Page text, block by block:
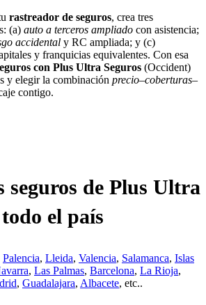
rastreador de seguros, crea tres
(a) auto a terceros ampliado con asistencia;
accidental y RC ampliada; y (c)
y franquicias equivalentes. Con esa
con Plus Ultra Seguros (Occident)
y elegir la combinación precio–coberturas–
contigo.
seguros de Plus Ultra
el país
Palencia, Lleida, Valencia, Salamanca, Islas
, Las Palmas, Barcelona, La Rioja,
, Guadalajara, Albacete, etc..